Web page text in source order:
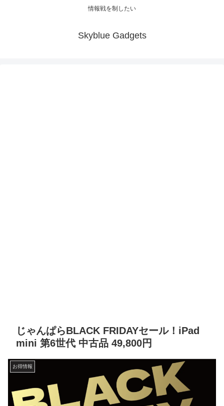
情報戦を制したい
Skyblue Gadgets
じゃんぱらBLACK FRIDAYセール！iPad
mini 第6世代 中古品 49,800円
お得情報